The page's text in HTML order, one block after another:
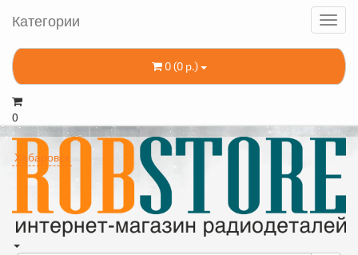
Категории
0 (0 р.)
0
Хабаровск